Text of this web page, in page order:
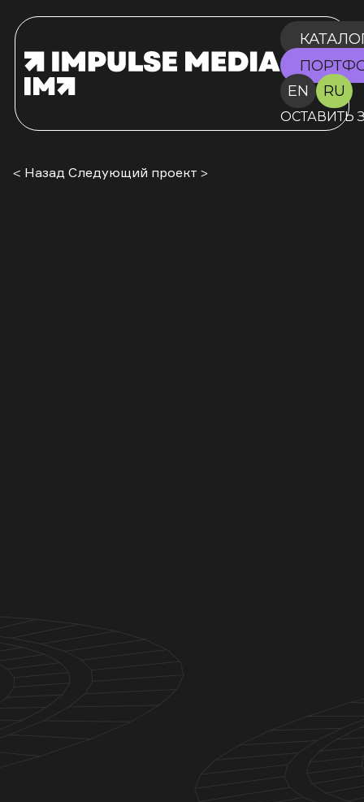
EN
RU
ОСТАВИТЬ
< Назад Следующий проект >